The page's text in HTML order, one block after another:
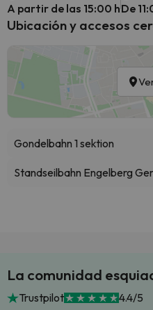
A partir de las 15:00 hDe
Ubicación y accesos
Gondelbahn 1 sektion
Standseilbahn Engelberg
La comunidad
Trustpilot 4.4/5